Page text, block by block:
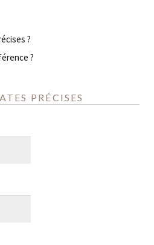
?
?
PRÉCISES